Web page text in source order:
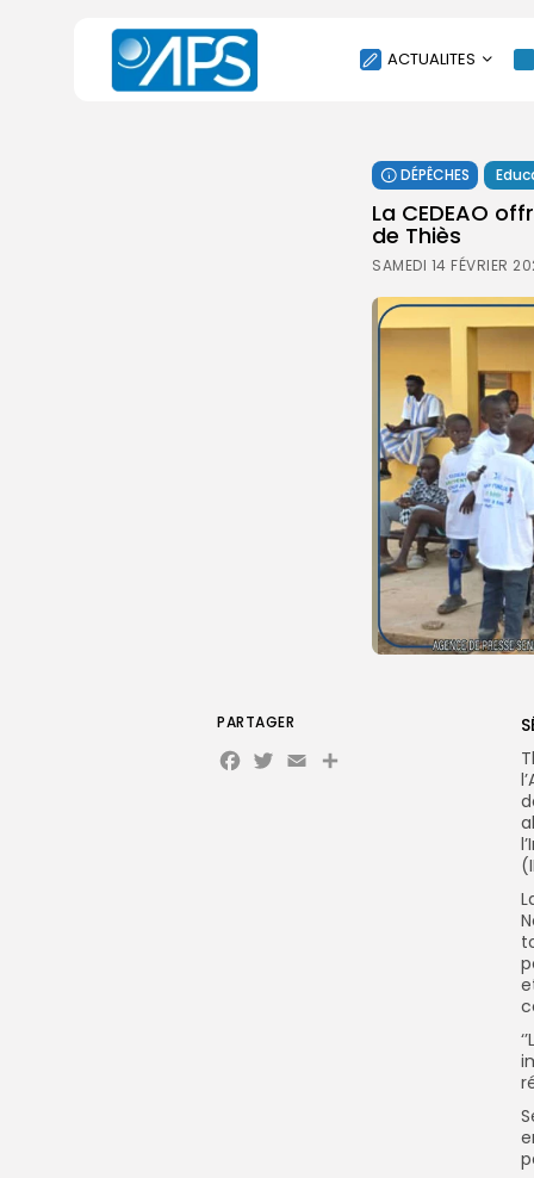
ACTUALITES
SOCIÉTÉ
ÉCONOMIE
CULTURE
ENVIRONNEMENT
AGENDA
SANTE
DÉPÊCHES
La CEDEAO
de Thiès
SAMEDI 14 FÉVRIER
PARTAGER
Facebook
Twitter
EmailPartager